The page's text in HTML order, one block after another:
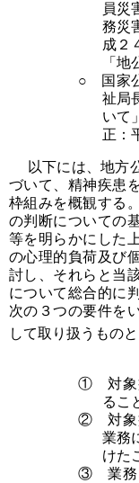
員災
務災
成２
「地
○ 国家
祉局
いて
正：
以下には、地方
づいて、精神疾患
枠組みを概観する
の判断についての
等を明らかにした
の心理的負荷及び
討し、それらと当
について総合的に
次の３つの要件を
して取り扱うもの
① 対象
るこ
② 対象
業務
けた
③ 業務